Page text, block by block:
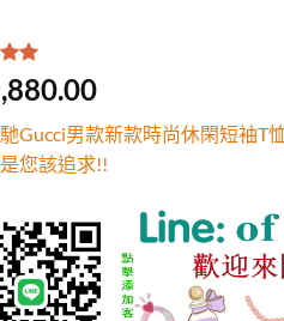
/
位
Gucci男款新款時尚休閑短袖T
您該追求!!